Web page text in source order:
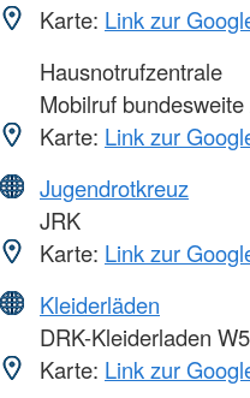
Karte: Link zur
Hausnotrufzentrale
Mobilruf
Karte: Link zur
Jugendrotkreuz
JRK
Karte: Link zur
Kleiderläden
DRK-Kleiderladen
Karte: Link zur